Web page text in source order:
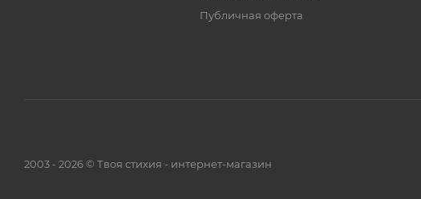
Публичная оферта
2003 - 2026 © Твоя стихия - интернет-магазин